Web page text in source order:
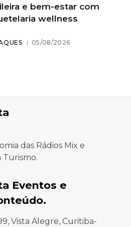
e bem-estar com
wellness
05/08/2026
das Rádios Mix e
Turismo.
Eventos e
Vista Alegre, Curitiba-